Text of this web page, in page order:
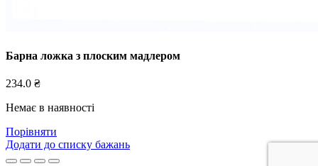
Барна ложка з плоским мадлером
234.0 ₴
Немає в наявності
Порівняти
Додати до списку бажань